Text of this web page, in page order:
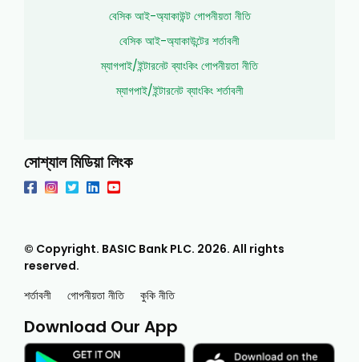
বেসিক আই-অ্যাকাউন্ট গোপনীয়তা নীতি
বেসিক আই-অ্যাকাউন্টের শর্তাবলী
ম্যাগপাই/ইন্টারনেট ব্যাংকিং গোপনীয়তা নীতি
ম্যাগপাই/ইন্টারনেট ব্যাংকিং শর্তাবলী
সোশ্যাল মিডিয়া লিংক
© Copyright. BASIC Bank PLC. 2026. All rights
reserved.
শর্তাবলী
গোপনীয়তা নীতি কুকি নীতি
Download Our App